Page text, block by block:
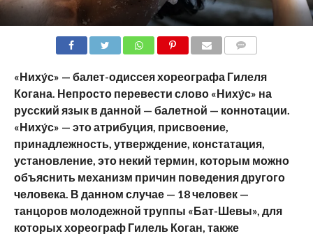
«Ниху́с» — балет-одиссея хореографа Гилеля
Когана. Непросто перевести слово «Ниху́с» на
русский язык в данной — балетной — коннотации.
«Ниху́с» — это атрибуция, присвоение,
принадлежность, утверждение, констатация,
установление, это некий термин, которым можно
объяснитьмеханизм причин поведения другого
человека. В данном случае — 18 человек —
танцоров молодежной труппы «Бат-Шевы», для
которых хореограф Гилель Коган, также